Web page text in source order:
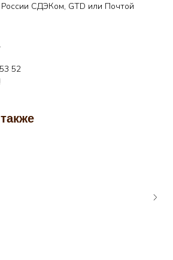
СДЭКом, GTD или Почтой
52